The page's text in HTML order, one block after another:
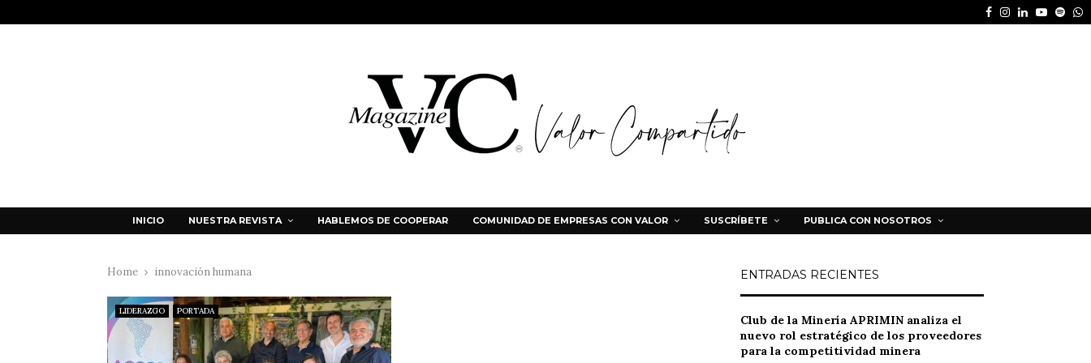
Facebook
Instagram
LinkedinYoutube
INICIO NUESTRA REVISTA HABLEMOS DE COOPERAR COMUNIDAD DE EMPRESAS CON VALOR SUSCRÍBETE PUBLICA CON NOSOTROS
Home innovación humana
LIDERAZGO PORTADA
ENTRADAS RECIENTES
Club de la Minería APRIMIN analiza el
nuevo rol estratégico de los proveedores
para la competitividad minera